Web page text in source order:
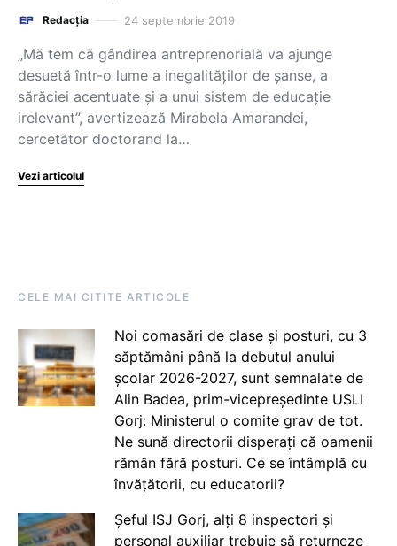
Redacția 24 septembrie 2019
„Mă tem că gândirea antreprenorială va ajunge
desuetă într-o lume a inegalităților de șanse, a
sărăciei acentuate și a unui sistem de educație
irelevant”, avertizează Mirabela Amarandei,
cercetător doctorand la…
Vezi articolul
CELE MAI CITITE ARTICOLE
Noi comasări de clase și posturi, cu 3
săptămâni până la debutul anului
școlar 2026-2027, sunt semnalate de
Alin Badea, prim-vicepreședinte USLI
Gorj: Ministerul o comite grav de tot.
Ne sună directorii disperați că oamenii
rămân fără posturi. Ce se întâmplă cu
învățătorii, cu educatorii?
Șeful ISJ Gorj, alți 8 inspectori și
personal auxiliar trebuie să returneze